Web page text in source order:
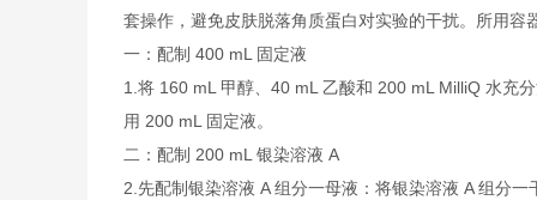
套操作，避免皮肤脱落角质蛋白对实验的干扰。所用容
一：配制 400 mL 固定液
1.将 160 mL 甲醇、40 mL 乙酸和 200 mL MilliQ 水充
用 200 mL 固定液。
二：配制 200 mL 银染溶液 A
2.先配制银染溶液 A 组分一母液：将银染溶液 A 组分